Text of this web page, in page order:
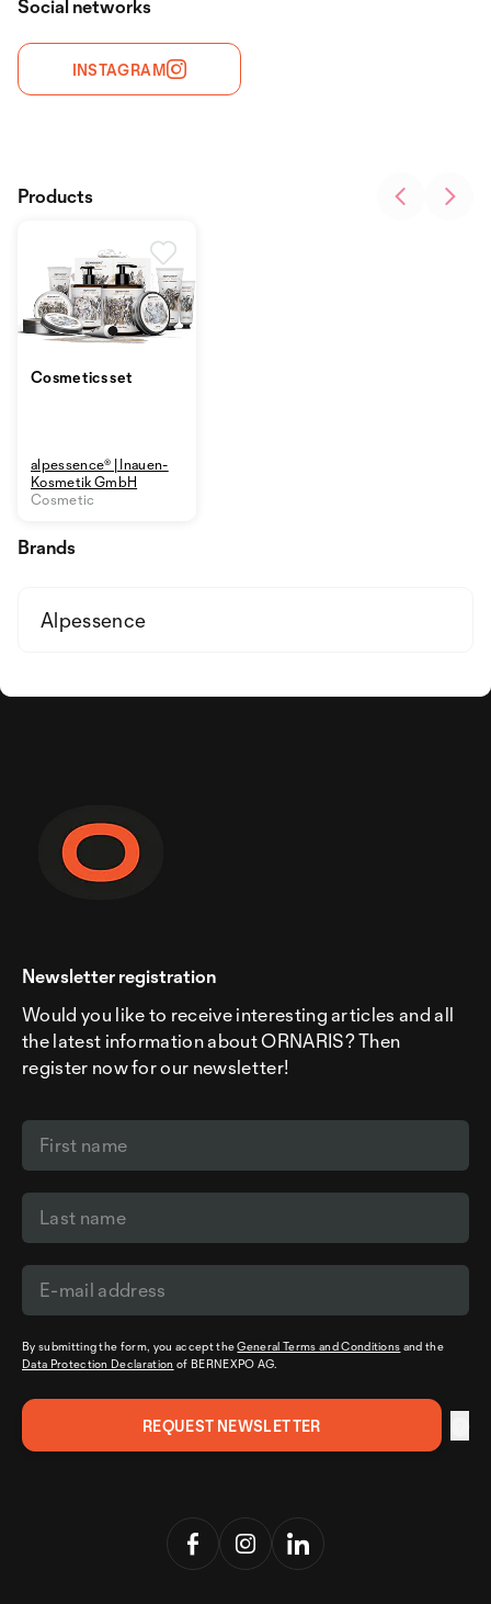
Social networks
INSTAGRAM
Cosmetics set
alpessence® | Inauen-
Kosmetik GmbH
Cosmetic
Products
Brands
Alpessence
Newsletter registration
Would you like to receive interesting articles and all
the latest information about ORNARIS? Then
register now for our newsletter!
By submitting the form, you accept theGeneral Terms and Conditions and the
Data Protection Declaration of BERNEXPO AG.